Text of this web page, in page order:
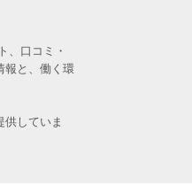
、口コミ・
報と、働く環
していま